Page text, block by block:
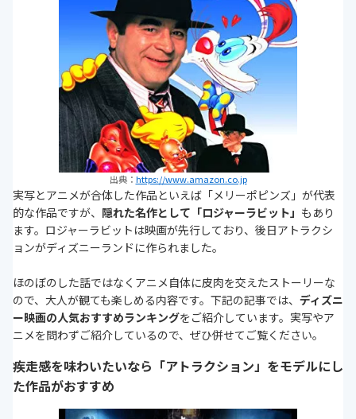
出典： https://www.amazon.co.jp
実写とアニメが合体した作品といえば「メリーポピンズ」が代表
的な作品ですが、 隠れた名作として「ロジャーラビット」 もあり
ます。ロジャーラビットは映画が先行しており、後日アトラクシ
ョンがディズニーランドに作られました。
ほのぼのした話ではなくアニメ自体に皮肉を交えたストーリーな
ので、大人が観ても楽しめる内容です。下記の記事では、 ディズニ
ー映画の人気おすすめランキングをご紹介しています。実写やア
ニメを問わずご紹介しているので、ぜひ併せてご覧ください。
疾走感を味わいたいなら「アトラクション」をモデルにし
た作品がおすすめ